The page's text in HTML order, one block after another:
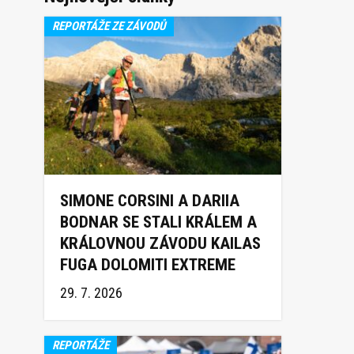
REPORTÁŽE ZE ZÁVODŮ
SIMONE CORSINI A DARIIA
BODNAR SE STALI KRÁLEM A
KRÁLOVNOU ZÁVODU KAILAS
FUGA DOLOMITI EXTREME
TRAIL 2026
29. 7. 2026
REPORTÁŽE